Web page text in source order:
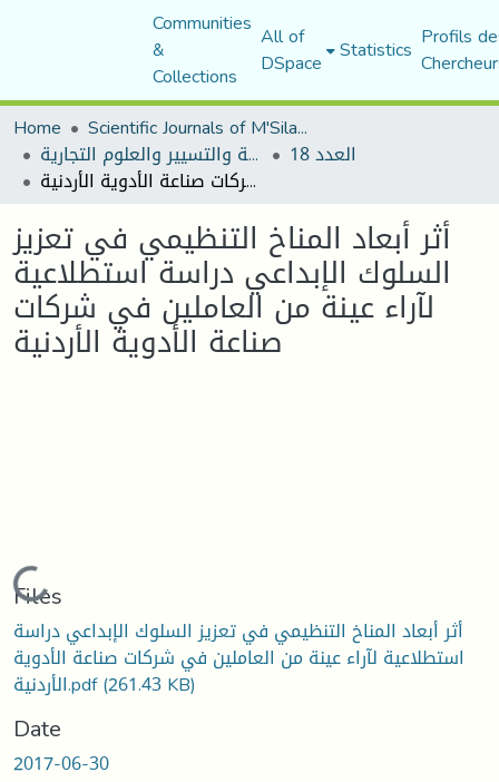
Communities
&
Collections
All of
DSpace Statistics Profils
Home
Scientific Journals of M'Sila University
مجلة العلوم الاقتصادية والتسيير والعلوم التجارية العدد 18
أثر أبعاد المناخ التنظيمي في تعزيز السلوك الإبداعي دراسة استطلاعية لآراء عينة من العاملين في شركات صناعة الأدوية الأردنية
أثر أبعاد المناخ التنظيمي في تعزيز
السلوك الإبداعي دراسة استطلاعية
لآراء عينة من العاملين في شركات
صناعة الأدوية الأردنية
Loading...
Files
أثر أبعاد المناخ التنظيمي في تعزيز السلوك الإبداعي دراسة
استطلاعية لآراء عينة من العاملين في شركات صناعة الأدوية
الأردنية.pdf(261.43 KB)
Date
2017-06-30